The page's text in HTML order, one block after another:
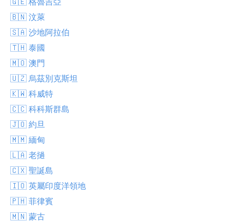
🇧🇳 汶萊
🇸🇦 沙地阿拉伯
🇹🇭 泰國
🇲🇴 澳門
🇺🇿 烏茲別克斯坦
🇰🇼 科威特
🇨🇨 科科斯群島
🇯🇴 約旦
🇲🇲 緬甸
🇱🇦 老撾
🇨🇽 聖誕島
🇮🇴 英屬印度洋領地
🇵🇭 菲律賓
🇲🇳 蒙古